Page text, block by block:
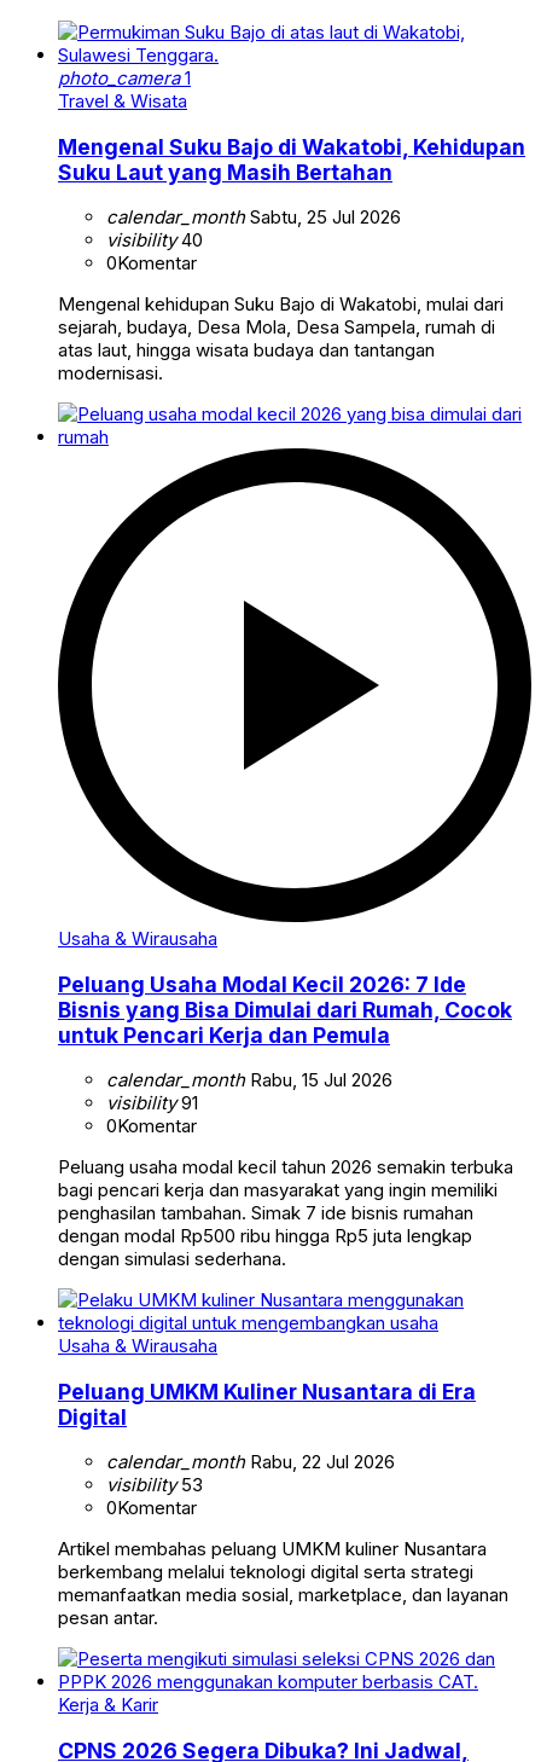
photo_camera1
Travel & Wisata
Mengenal Suku Bajo di Wakatobi, Kehidupan
Suku Laut yang Masih Bertahan
calendar_monthSabtu, 25 Jul 2026
visibility40
0Komentar
Mengenal kehidupan Suku Bajo di Wakatobi, mulai dari
sejarah, budaya, Desa Mola, Desa Sampela, rumah di
atas laut, hingga wisata budaya dan tantangan
modernisasi.
Usaha & Wirausaha
Peluang Usaha Modal Kecil 2026: 7 Ide
Bisnis yang Bisa Dimulai dari Rumah, Cocok
untuk Pencari Kerja dan Pemula
calendar_monthRabu, 15 Jul 2026
visibility91
0Komentar
Peluang usaha modal kecil tahun 2026 semakin terbuka
bagi pencari kerja dan masyarakat yang ingin memiliki
penghasilan tambahan. Simak 7 ide bisnis rumahan
dengan modal Rp500 ribu hingga Rp5 juta lengkap
dengan simulasi sederhana.
Usaha & Wirausaha
Peluang UMKM Kuliner Nusantara di Era
Digital
calendar_monthRabu, 22 Jul 2026
visibility53
0Komentar
Artikel membahas peluang UMKM kuliner Nusantara
berkembang melalui teknologi digital serta strategi
memanfaatkan media sosial, marketplace, dan layanan
pesan antar.
Kerja & Karir
CPNS 2026 Segera Dibuka? Ini Jadwal,